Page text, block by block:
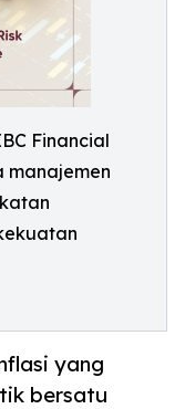
Financial
manajemen
yang
bersatu